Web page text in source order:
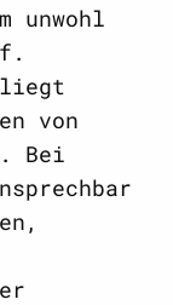
unwohl
liegt
von
Bei